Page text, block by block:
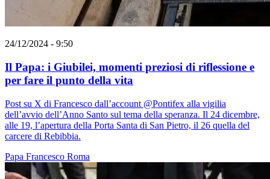
24/12/2024 - 9:50
Il Papa: i Giubilei, momenti preziosi di riflessione e
per fare il punto della vita
Post su X di Francesco dall’account @Pontifex alla vigilia
dell’avvio dell’Anno Santo sul tema della speranza. Il 24 dicembre,
alle 19, l’apertura della Porta Santa di San Pietro, il 26 quella del
carcere di Rebibbia.
Papa Francesco Roma